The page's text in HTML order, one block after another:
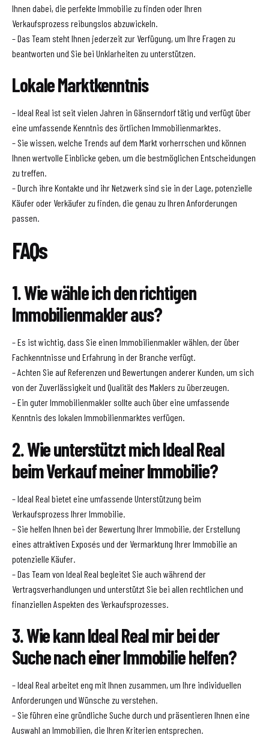
Ihnen dabei, die perfekte Immobilie zu finden oder Ihren
Verkaufsprozess reibungslos abzuwickeln.
– Das Team steht Ihnen jederzeit zur Verfügung, um Ihre Fragen zu
beantworten und Sie bei Unklarheiten zu unterstützen.
Lokale Marktkenntnis
– Ideal Real ist seit vielen Jahren in Gänserndorf tätig und verfügt über
eine umfassende Kenntnis des örtlichen Immobilienmarktes.
– Sie wissen, welche Trends auf dem Markt vorherrschen und können
Ihnen wertvolle Einblicke geben, um die bestmöglichen Entscheidungen
zu treffen.
– Durch ihre Kontakte und ihr Netzwerk sind sie in der Lage, potenzielle
Käufer oder Verkäufer zu finden, die genau zu Ihren Anforderungen
passen.
FAQs
1. Wie wähle ich den richtigen
Immobilienmakler aus?
– Es ist wichtig, dass Sie einen Immobilienmakler wählen, der über
Fachkenntnisse und Erfahrung in der Branche verfügt.
– Achten Sie auf Referenzen und Bewertungen anderer Kunden, um sich
von der Zuverlässigkeit und Qualität des Maklers zu überzeugen.
– Ein guter Immobilienmakler sollte auch über eine umfassende
Kenntnis des lokalen Immobilienmarktes verfügen.
2. Wie unterstützt mich Ideal Real
beim Verkauf meiner Immobilie?
– Ideal Real bietet eine umfassende Unterstützung beim
Verkaufsprozess Ihrer Immobilie.
– Sie helfen Ihnen bei der Bewertung Ihrer Immobilie, der Erstellung
eines attraktiven Exposés und der Vermarktung Ihrer Immobilie an
potenzielle Käufer.
– Das Team von Ideal Real begleitet Sie auch während der
Vertragsverhandlungen und unterstützt Sie bei allen rechtlichen und
finanziellen Aspekten des Verkaufsprozesses.
3. Wie kann Ideal Real mir bei der
Suche nach einer Immobilie helfen?
– Ideal Real arbeitet eng mit Ihnen zusammen, um Ihre individuellen
Anforderungen und Wünsche zu verstehen.
– Sie führen eine gründliche Suche durch und präsentieren Ihnen eine
Auswahl an Immobilien, die Ihren Kriterien entsprechen.